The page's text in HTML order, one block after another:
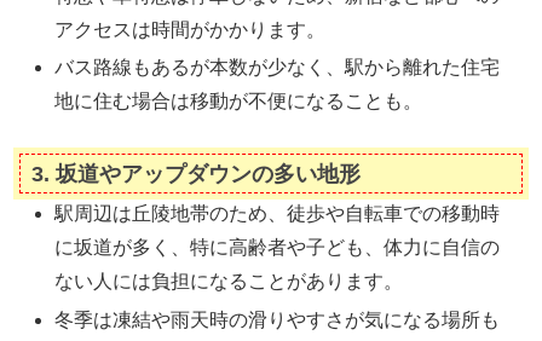
アクセスは時間がかかります。
バス路線もあるが本数が少なく、駅から離れた住宅
地に住む場合は移動が不便になることも。
3.坂道やアップダウンの多い地形
駅周辺は丘陵地帯のため、徒歩や自転車での移動時
に坂道が多く、特に高齢者や子ども、体力に自信の
ない人には負担になることがあります。
冬季は凍結や雨天時の滑りやすさが気になる場所も